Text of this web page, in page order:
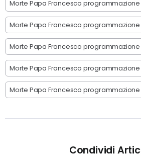
Morte Papa Francesco programmazione
Morte Papa Francesco
Morte Papa Francesco programmazione
Morte Papa Francesco programmazione
Morte Papa Francesco programmazione
Condividi